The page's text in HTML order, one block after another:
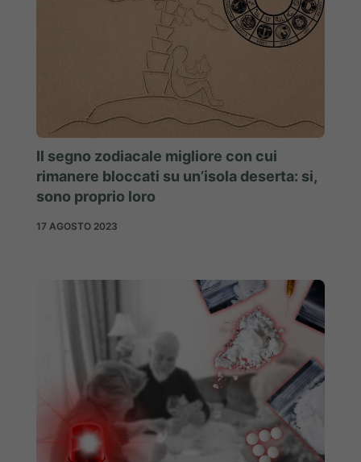
Il segno zodiacale migliore con cui
rimanere bloccati su un’isola deserta: si,
sono proprio loro
17 AGOSTO 2023